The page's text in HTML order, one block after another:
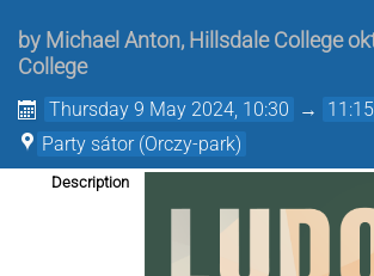
by Michael Anton, Hillsdale College
College
Thursday 9 May 2024, 10:30 → 11:15
Party sátor (Orczy-park)
Description